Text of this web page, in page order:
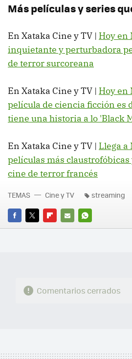
Más películas y series
En Xataka Cine y TV | Hoy en
inquietante y perturbadora
de terror surcoreana
En Xataka Cine y TV | Hoy en
película de ciencia ficción es
tiene una historia a lo 'Black
En Xataka Cine y TV | Llega a
películas más
cine de terror francés
FACEBOOK
TWITTERFLIPBOARD
E-
WHATSAPP
TEMAS Cine y TV streaming
Comentarios cerrados